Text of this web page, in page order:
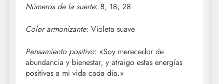
Números de la suerte: 8, 18, 28
Color armonizante: Violeta suave
Pensamiento positivo: «Soy merecedor de
abundancia y bienestar, y atraigo estas energías
positivas a mi vida cada día.»